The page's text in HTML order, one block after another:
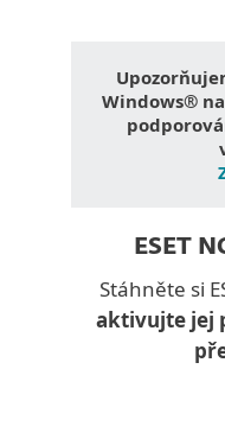
Windows®
ESET
Stáhněte si
aktivujte jej